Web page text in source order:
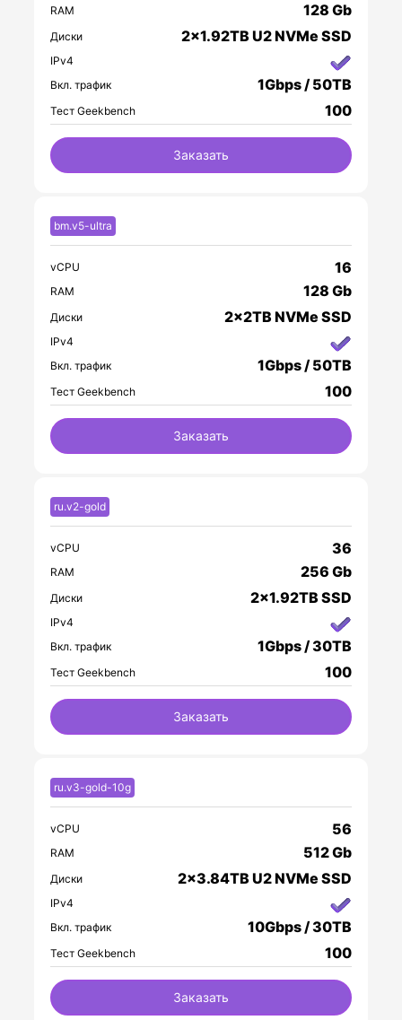
RAM 128 Gb
Диски 2x1.92TB U2 NVMe SSD
IPv4
Вкл. трафик
1Gbps / 50TB
Тест Geekbench 100
Заказать
bm.v5-ultra
vCPU 16
RAM 128 Gb
Диски 2x2TB NVMe SSD
IPv4
Вкл. трафик
1Gbps / 50TB
Тест Geekbench 100
Заказать
ru.v2-gold
vCPU 36
RAM 256 Gb
Диски 2x1.92TB SSD
IPv4
Вкл. трафик
1Gbps / 30TB
Тест Geekbench 100
Заказать
ru.v3-gold-10g
vCPU 56
RAM 512 Gb
Диски 2x3.84TB U2 NVMe SSD
IPv4
Вкл. трафик
10Gbps / 30TB
Тест Geekbench 100
Заказать